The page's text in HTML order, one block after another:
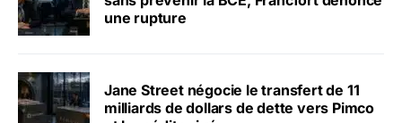
une rupture
Jane Street négocie le transfert de 11
milliards de dollars de dette vers Pimco